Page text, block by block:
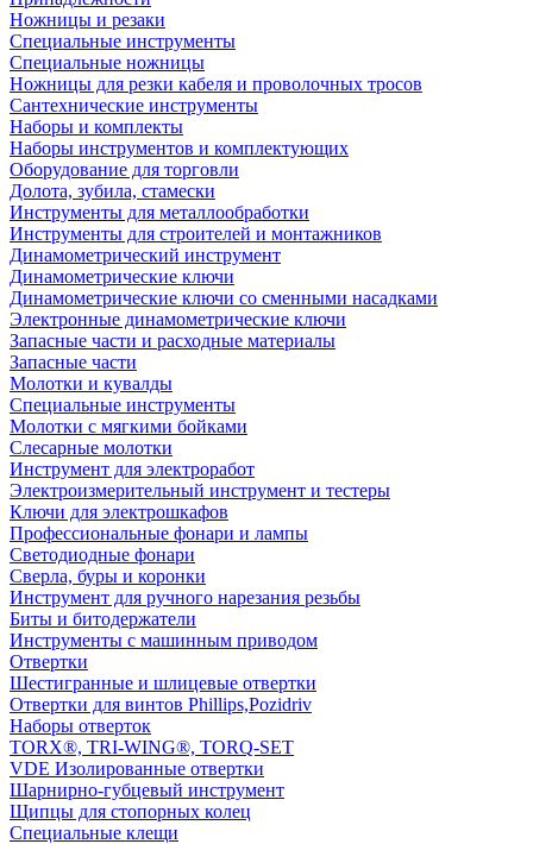
Ножницы и резаки
Специальные инструменты
Специальные ножницы
Ножницы для резки кабеля и проволочных тросов
Сантехнические инструменты
Наборы и комплекты
Наборы инструментов и комплектующих
Оборудование для торговли
Долота, зубила, стамески
Инструменты для металлообработки
Инструменты для строителей и монтажников
Динамометрический инструмент
Динамометрические ключи
Динамометрические ключи со сменными насадками
Электронные динамометрические ключи
Запасные части и расходные материалы
Запасные части
Молотки и кувалды
Специальные инструменты
Молотки с мягкими бойками
Слесарные молотки
Инструмент для электроработ
Электроизмерительный инструмент и тестеры
Ключи для электрошкафов
Профессиональные фонари и лампы
Светодиодные фонари
Сверла, буры и коронки
Инструмент для ручного нарезания резьбы
Биты и битодержатели
Инструменты с машинным приводом
Отвертки
Шестигранные и шлицевые отвертки
Отвертки для винтов Phillips,Pozidriv
Наборы отверток
TORX®, TRI-WING®, TORQ-SET
VDE Изолированные отвертки
Шарнирно-губцевый инструмент
Щипцы для стопорных колец
Специальные клещи